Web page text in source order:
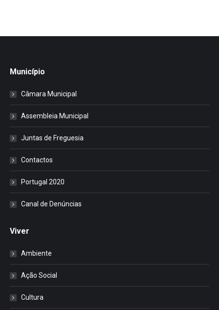
Município
Câmara Municipal
Assembleia Municipal
Juntas de Freguesia
Contactos
Portugal 2020
Canal de Denúncias
Viver
Ambiente
Ação Social
Cultura